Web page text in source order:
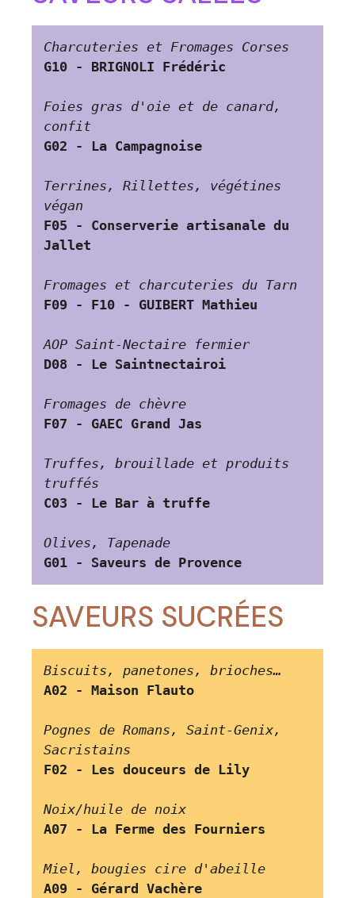
Charcuteries et Fromages Corses
G10 - BRIGNOLI Frédéric
Foies gras d'oie et de canard,
confit
G02 - La Campagnoise
Terrines, Rillettes, végétines
végan
F05 - Conserverie artisanale du
Jallet
Fromages et charcuteries du Tarn
F09 - F10 - GUIBERT Mathieu
AOP Saint-Nectaire fermier
D08 - Le Saintnectairoi
Fromages de chèvre
F07 - GAEC Grand Jas
Truffes, brouillade et produits
truffés
C03 - Le Bar à truffe
Olives, Tapenade
G01 - Saveurs de Provence
SAVEURS SUCRÉES
Biscuits, panetones, brioches…
A02 - Maison Flauto
Pognes de Romans, Saint-Genix,
Sacristains
F02 - Les douceurs de Lily
Noix/huile de noix
A07 - La Ferme des Fourniers
Miel, bougies cire d'abeille
A09 - Gérard Vachère